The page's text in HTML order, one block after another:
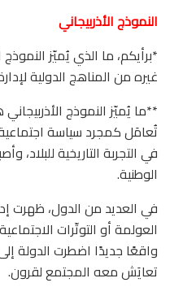
النموذج الأذربيجاني
*برأيكم، ما الذي يُميّز
غيره من المناهج الدولية
**ما يُميّز النموذج
تُعامَل كمجرد سياسة
في التجربة التاريخية للبلاد،
الوطنية.
في العديد من الدول، ظهرت
العولمة أو التوتّرات
واقعًا جديدًا اضطرت الدولة
تعايَش معه المجتمع لقرون.